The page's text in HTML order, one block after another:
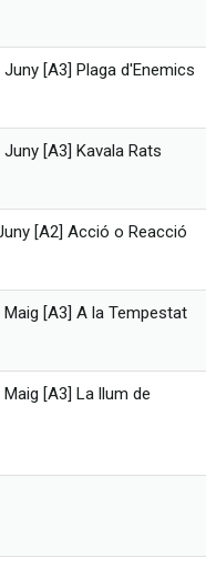
[A3] Plaga d'Enemics
[A3] Kavala Rats
[A2] Acció o Reacció
[A3] A la Tempestat
[A3] La llum de